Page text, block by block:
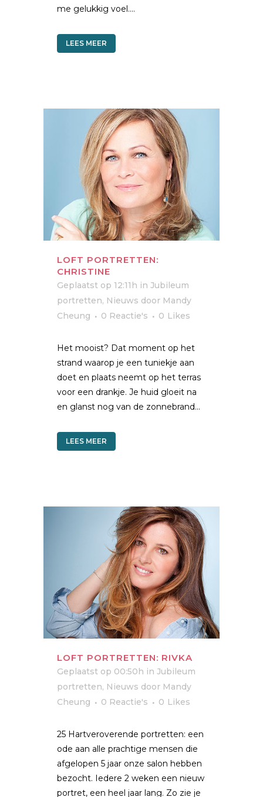
me gelukkig voel....
LEES MEER
LOFT PORTRETTEN:
CHRISTINE
Geplaatst op 12:11h in Jubileum
portretten, Nieuws door Mandy
Cheung
0 Reactie's 0 Likes
Het mooist? Dat moment op het
strand waarop je een tuniekje aan
doet en plaats neemt op het terras
voor een drankje. Je huid gloeit na
en glanst nog van de zonnebrand...
LEES MEER
LOFT PORTRETTEN: RIVKA
Geplaatst op 00:50h in Jubileum
portretten, Nieuws door Mandy
Cheung
0 Reactie's 0 Likes
25 Hartveroverende portretten: een
ode aan alle prachtige mensen die
afgelopen 5 jaar onze salon hebben
bezocht. Iedere 2 weken een nieuw
portret, een heel jaar lang. Zo zie je